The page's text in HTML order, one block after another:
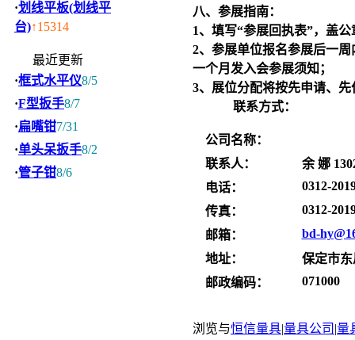
·划线平板(划线平
台)↑15314
最近更新
·框式水平仪8/5
·F型扳手8/7
·扁嘴钳7/31
·单头呆扳手8/2
·管子钳8/6
八、参展指南：
1、填写“参展回执表”，盖
2、参展单位报名参展后一
一个月发入会参展须知；
3、展位分配将按先申请、
联系方式：
公司名称：
联系人：
余 娜
电话：
0312-
传真：
0312-
邮箱：
bd-
地址：
保定市
邮政编码：
071000
浏览与恒信量具|量具公司 |量